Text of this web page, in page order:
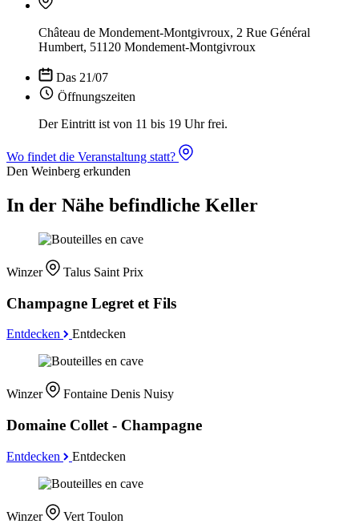
Château de Mondement-Montgivroux, 2 Rue Général
Humbert, 51120 Mondement-Montgivroux
Das 21/07
Öffnungszeiten
Der Eintritt ist von 11 bis 19 Uhr frei.
Wo findet die Veranstaltung statt?
Den Weinberg erkunden
In der Nähe befindliche Keller
Winzer Talus Saint Prix
Champagne Legret et Fils
Entdecken Entdecken
Winzer Fontaine Denis Nuisy
Domaine Collet - Champagne
Entdecken Entdecken
Winzer Vert Toulon